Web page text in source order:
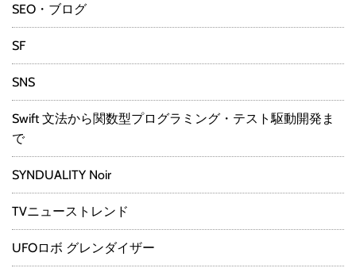
SEO・ブログ
SF
SNS
Swift 文法から関数型プログラミング・テスト駆動開発ま
で
SYNDUALITY Noir
TVニューストレンド
UFOロボ グレンダイザー